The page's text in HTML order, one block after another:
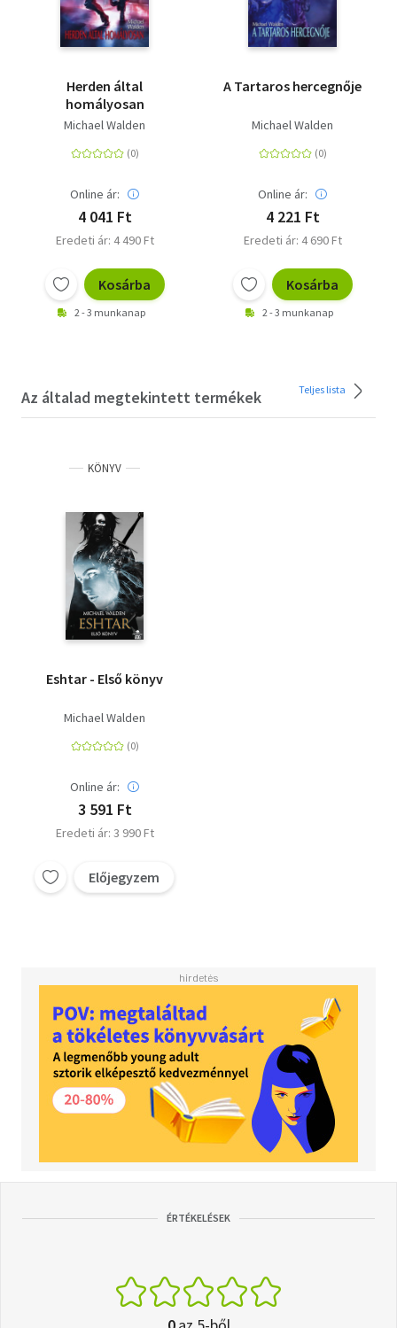
Herden által
homályosan
Michael Walden
Online ár:
4 041 Ft
Eredeti ár: 4 490 Ft
Kosárba
2 - 3 munkanap
A Tartaros hercegnője
Michael Walden
Online ár:
4 221 Ft
Eredeti ár: 4 690 Ft
Kosárba
2 - 3 munkanap
Az általad megtekintett termékek Teljes lista
KÖNYV
Eshtar - Első könyv
Michael Walden
Online ár:
3 591 Ft
Eredeti ár: 3 990 Ft
Előjegyzem
ÉRTÉKELÉSEK